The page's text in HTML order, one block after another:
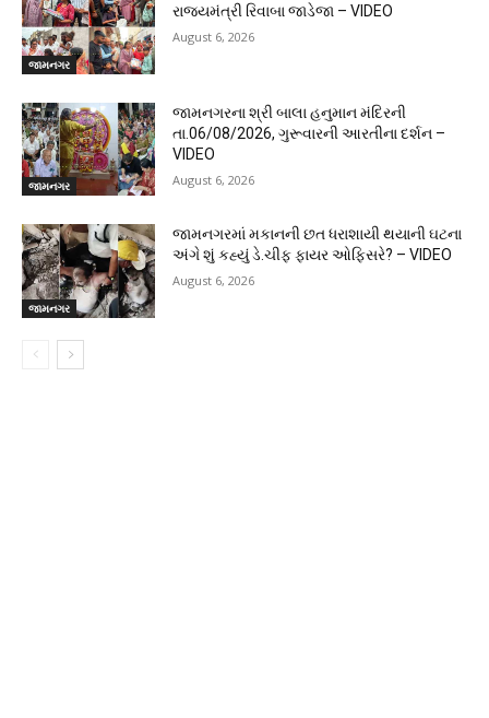
જામનગર
રાજ્યમંત્રી રિવાબા જાડેજા – VIDEO
August 6, 2026
જામનગર
જામનગરના શ્રી બાલા હનુમાન મંદિરની
તા.06/08/2026, ગુરૂવારની આરતીના દર્શન –
VIDEO
August 6, 2026
જામનગર
જામનગરમાં મકાનની છત ધરાશાયી થયાની ઘટના
અંગે શું કહ્યું ડે.ચીફ ફાયર ઓફિસરે? – VIDEO
August 6, 2026